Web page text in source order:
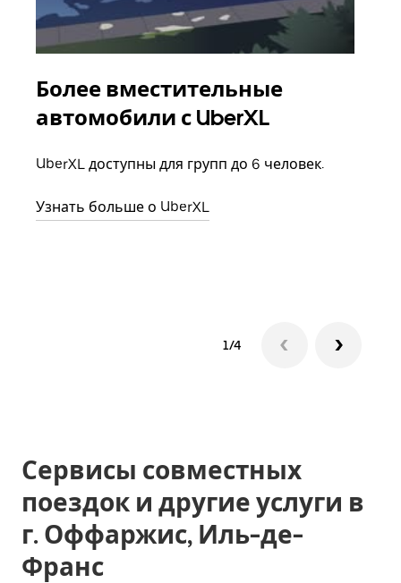
Более вместительные
автомобили с UberXL
UberXL доступны для групп до 6 человек.
Узнать больше о UberXL
1/4
Сервисы совместных
поездок и другие услуги в
г. Оффаржис, Иль-де-
Франс